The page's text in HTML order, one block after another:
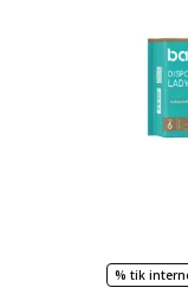
% tik